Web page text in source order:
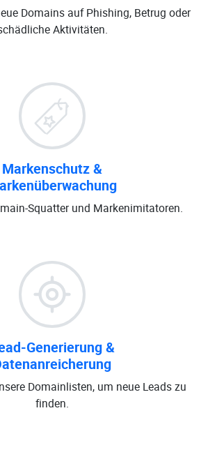
Domains auf Phishing, Betrug oder
Aktivitäten.
Markenschutz &
Squatter und Markenimitatoren.
Generierung &
Domainlisten, um neue Leads zu
finden.